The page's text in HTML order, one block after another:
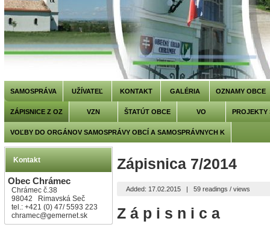
SAMOSPRÁVA UŽÍVATEĽ KONTAKT GALÉRIA OZNAMY OBCE
ZÁPISNICE Z OZ VZN ŠTATÚT OBCE VO PROJEKTY
VOĽBY DO ORGÁNOV SAMOSPRÁVY OBCÍ A SAMOSPRÁVNYCH K
Kontakt
Obec Chrámec
Chrámec č.38
98042 Rimavská Seč
tel.: +421 (0) 47/ 5593 223
chramec@gemernet.sk
Zápisnica 7/2014
Added: 17.02.2015 |59 readings / views
Z á p i s n i c a